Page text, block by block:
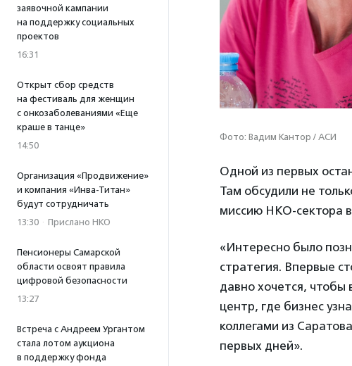
заявочной кампании
на поддержку социальных
проектов
16:31
Открыт сбор средств
на фестиваль для женщин
с онкозаболеваниями «Еще
краше в танце»
14:50
Организация «Продвижение»
и компания «Инва-Титан»
будут сотрудничать
13:30 · Прислано НКО
Пенсионеры Самарской
области освоят правила
цифровой безопасности
13:27
Встреча с Андреем Ургантом
стала лотом аукциона
в поддержку фонда
Фото: Вадим Кантор / АСИ
Одной из первых
Там обсудили не
миссию НКО-сектора
«Интересно было
стратегия. Впервые
давно хочется,
центр, где бизнес
коллегами из
первых дней».